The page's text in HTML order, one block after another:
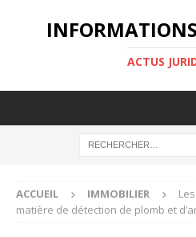
ACTUS
ACCUEIL IMMOBILIER
matière de détection de plomb et